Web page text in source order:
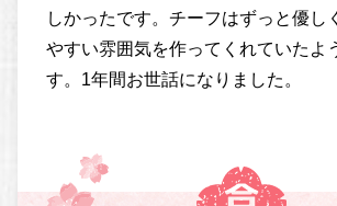
しかったです。チーフはずっと優し
やすい雰囲気を作ってくれていたよ
す。1年間お世話になりました。